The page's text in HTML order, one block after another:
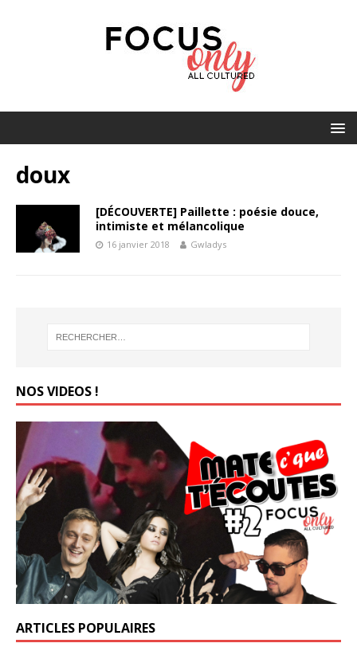
doux
[DÉCOUVERTE] Paillette : poésie douce,
intimiste et mélancolique
16 janvier 2018 Gwladys
NOS VIDEOS !
ARTICLES POPULAIRES